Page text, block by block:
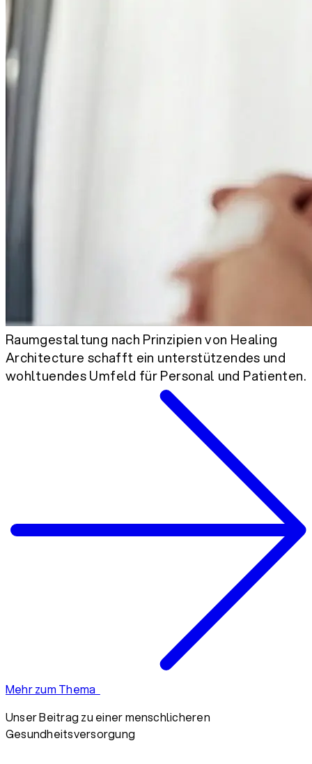
Raumgestaltung nach Prinzipien von Healing
Architecture schafft ein unterstützendes und
wohltuendes Umfeld für Personal und Patienten.
Mehr zum Thema
Unser Beitrag zu einer menschlicheren
Gesundheitsversorgung